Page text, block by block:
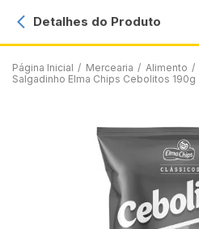
Página Inicial / Mercearia / Alimento /
Salgadinho Elma Chips Cebolitos 190g
Detalhes do Produto